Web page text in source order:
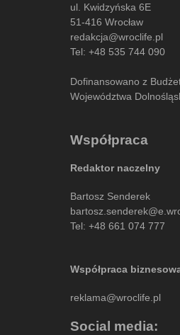
ul. Kwidzyńska 6E
51-416 Wrocław
redakcja@wroclife.pl
Tel: +48 535 744 090
Dofinansowano z
Województwa
Współpraca
Redaktor naczelny
Bartosz Senderek
Tel: +48 661 074 777
Współpraca
reklama@wroclife.pl
Social media: